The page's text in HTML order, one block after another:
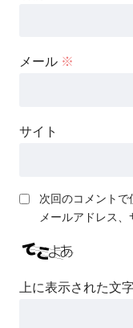
メール ※
サイト
次回のコメントで
メールアドレス、
上に表示された文